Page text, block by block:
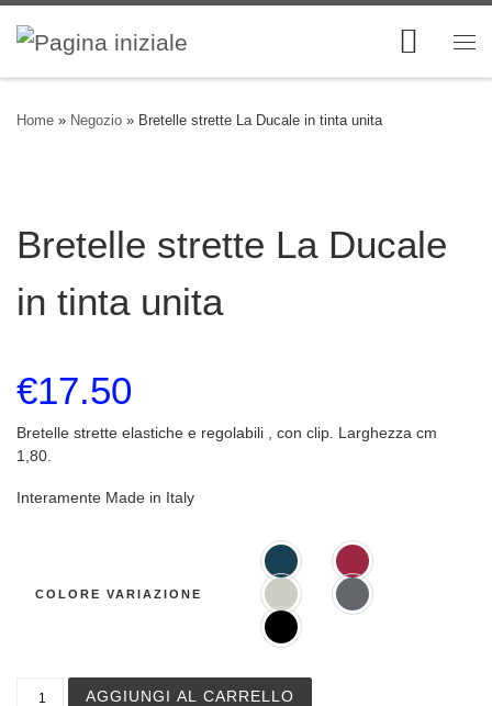
Skip to content
Home » Negozio » Bretelle strette La Ducale in tinta unita
Bretelle strette La Ducale
in tinta unita
€17.50
Bretelle strette elastiche e regolabili , con clip. Larghezza cm
1,80.
Interamente Made in Italy
COLORE VARIAZIONE
AGGIUNGI AL CARRELLO